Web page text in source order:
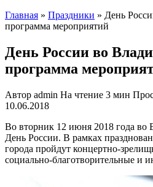
Главная » Праздники » День
программа мероприятий
День России во
программа
Автор admin На чтение 3 мин
10.06.2018
Во вторник 12 июня 2018 года во
День России. В рамках
города пройдут концертно-
социально-благотворительные и